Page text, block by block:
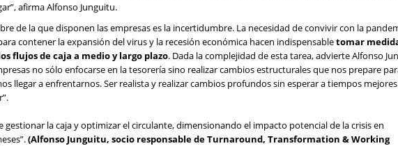
afirma Alfonso Junguitu.
de la que disponen las empresas es la incertidumbre. La necesidad de convivir con la
contener la expansión del virus y la recesión económica hacen indispensabletomar
flujos de caja a medio y largo plazo. Dada la complejidad de esta tarea, advierte Alfonso
no sólo enfocarse en la tesorería sino realizar cambios estructurales que nos prepare
llegar a enfrentarnos. Ser realista y realizar cambios profundos sin esperar a tiempos
gestionar la caja y optimizar el circulante, dimensionando el impacto potencial de la crisis en
(Alfonso Junguitu, socio responsable deTurnaround, Transformation & Working